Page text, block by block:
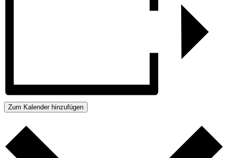
Zum Kalender hinzufügen